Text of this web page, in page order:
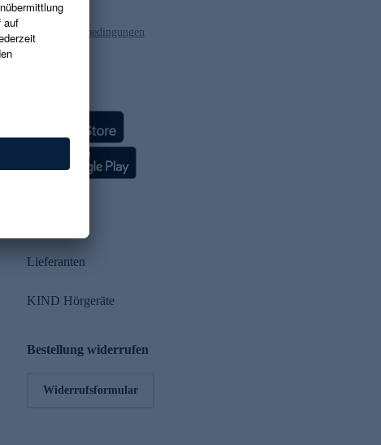
und die Gutscheinbedingungen
Lieferanten
KIND Hörgeräte
Bestellung widerrufen
Widerrufsformular